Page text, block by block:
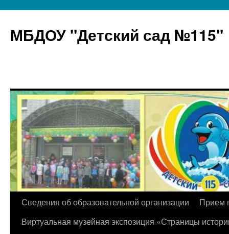
МБДОУ "Детский сад №115"
Перейти
Сведения об образовательной организации
Прием
Виртуальная музейная экспозиция «Страницы